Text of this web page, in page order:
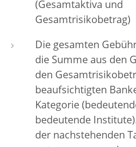
(Gesamtaktiva und
Gesamtrisikobetrag)
Die gesamten
die Summe aus den
den
beaufsichtigten
Kategorie
bedeutende
der nachstehenden